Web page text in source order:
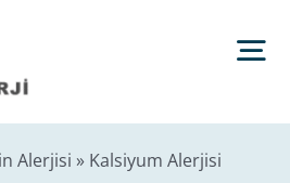
Anasayfa
Alerjisi » Kalsiyum Alerjisi